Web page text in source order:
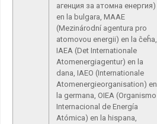
агенция за атомна енергия)
en la bulgara, MAAE
(Mezinárodní agentura pro
atomovou energii) en la ĉeĥa,
IAEA (Det Internationale
Atomenergiagentur) en la
dana, IAEO (Internationale
Atomenergieorganisation) en
la germana, OIEA (Organismo
Internacional de Energía
Atómica) en la hispana,